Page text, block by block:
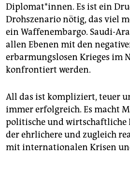
Diplomat*innen. Es ist ein
Drohszenario nötig, das viel
ein Waffenembargo. Saudi-
allen Ebenen mit den
erbarmungslosen Krieges im
konfrontiert werden.
All das ist kompliziert, teuer
immer erfolgreich. Es macht
politische und wirtschaftliche
der ehrlichere und zugleich
mit internationalen Krisen